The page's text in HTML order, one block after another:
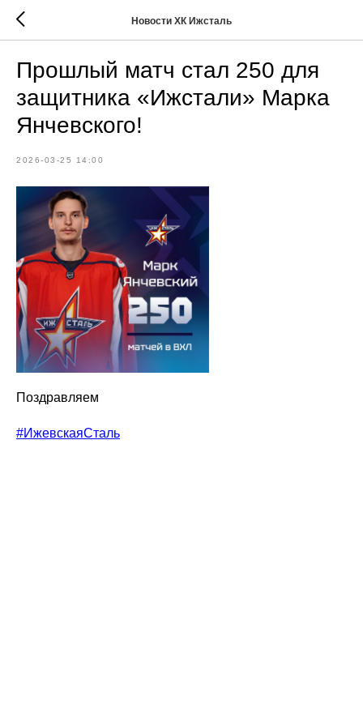
Новости ХК Ижсталь
Прошлый матч стал 250 для
защитника «Ижстали» Марка
Янчевского!
2026-03-25 14:00
Поздравляем
#ИжевскаяСталь